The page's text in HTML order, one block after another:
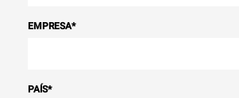
EMPRESA*
PAÍS*